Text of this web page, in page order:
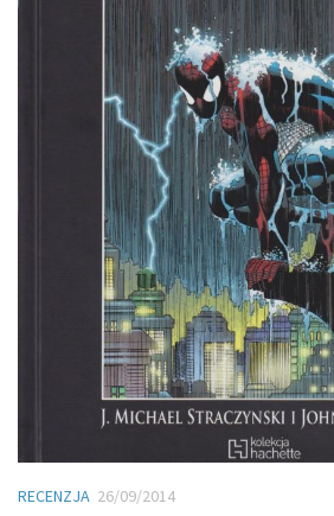
RECENZJA 26/09/2014